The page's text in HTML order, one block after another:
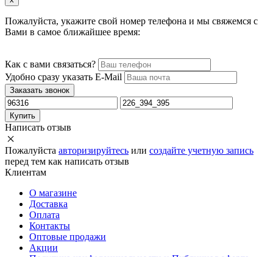
Пожалуйста, укажите свой номер телефона и мы свяжемся с
Вами в самое ближайшее время:
Как с вами связаться?
Удобно сразу указать E-Mail
Заказать звонок
Купить
Написать отзыв
Пожалуйста авторизируйтесь или создайте учетную запись
перед тем как написать отзыв
Клиентам
О магазине
Доставка
Оплата
Контакты
Оптовые продажи
Акции